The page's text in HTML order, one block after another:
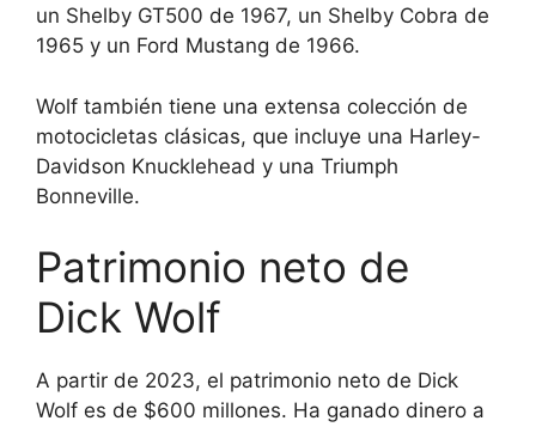
un Shelby GT500 de 1967, un Shelby Cobra de
1965 y un Ford Mustang de 1966.
Wolf también tiene una extensa colección de
motocicletas clásicas, que incluye una Harley-
Davidson Knucklehead y una Triumph
Bonneville.
Patrimonio neto de
Dick Wolf
A partir de 2023, el patrimonio neto de Dick
Wolf es de $600 millones. Ha ganado dinero a